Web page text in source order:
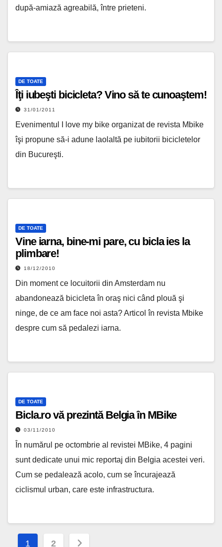
după-amiază agreabilă, între prieteni.
DE TOATE
Îţi iubeşti bicicleta? Vino să te cunoaştem!
31/01/2011
Evenimentul I love my bike organizat de revista Mbike
îşi propune să-i adune laolaltă pe iubitorii bicicletelor
din Bucureşti.
DE TOATE
Vine iarna, bine-mi pare, cu bicla ies la
plimbare!
18/12/2010
Din moment ce locuitorii din Amsterdam nu
abandonează bicicleta în oraş nici când plouă şi
ninge, de ce am face noi asta? Articol în revista Mbike
despre cum să pedalezi iarna.
DE TOATE
Bicla.ro vă prezintă Belgia în MBike
03/11/2010
În numărul pe octombrie al revistei MBike, 4 pagini
sunt dedicate unui mic reportaj din Belgia acestei veri.
Cum se pedalează acolo, cum se încurajează
ciclismul urban, care este infrastructura.
Paginație
1 2